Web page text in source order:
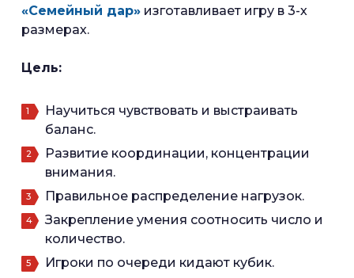
«Семейный дар» изготавливает игру в 3-х
размерах.
Цель:
Научиться чувствовать и выстраивать
баланс.
Развитие координации, концентрации
внимания.
Правильное распределение нагрузок.
Закрепление умения соотносить число и
количество.
Игроки по очереди кидают кубик.